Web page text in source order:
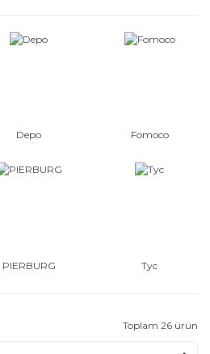
Depo Fomoco
PIERBURG Tyc
Toplam 26 ürün